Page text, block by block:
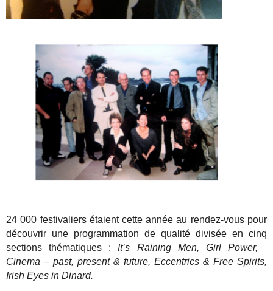
24 000 festivaliers étaient cette année au rendez-vous pour
découvrir une programmation de qualité divisée en cinq
sections thématiques : It’s Raining Men, Girl Power,
Cinema – past, present & future, Eccentrics & Free Spirits,
Irish Eyes in Dinard.